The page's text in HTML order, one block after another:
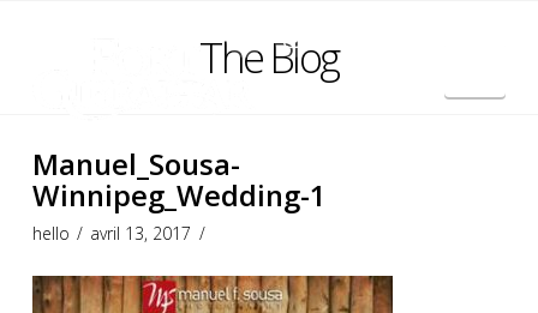
The Blog
Manuel_Sousa-
Winnipeg_Wedding-1
hello avril 13, 2017